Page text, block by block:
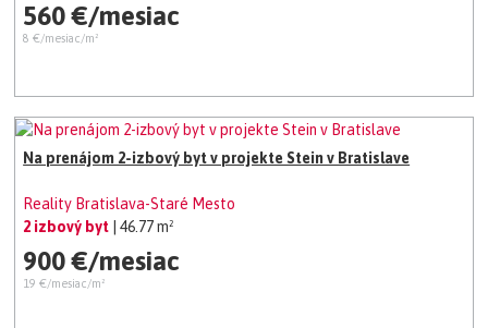
560 €/mesiac
8 €/mesiac/m²
Na prenájom 2-izbový byt v projekte Stein v Bratislave
Reality Bratislava-Staré Mesto
2 izbový byt
| 46.77 m²
900 €/mesiac
19 €/mesiac/m²